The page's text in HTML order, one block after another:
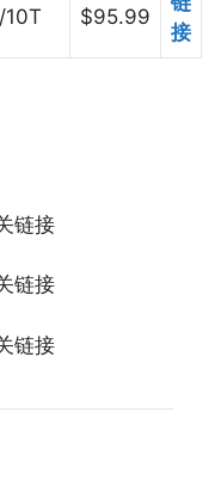
10T $95.99
接
链接
链接
链接